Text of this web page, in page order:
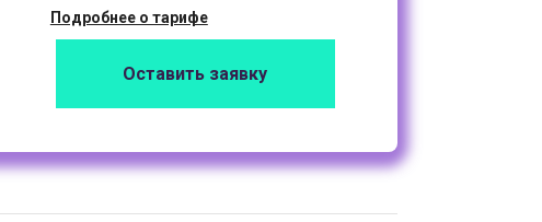
Подробнее о тарифе
Оставить заявку